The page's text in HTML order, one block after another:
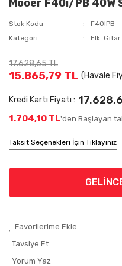
Mooer F40i/PB 40W
Stok Kodu
F40IPB
Kategori
Elk.
17.628,65 TL
15.865,79 TL (Havale
Kredi Kartı Fiyatı :
1.704,10 TL'den Başlayan
Taksit Seçenekleri İçin Tıklayınız
Tavsiye Et
Yorum Yaz